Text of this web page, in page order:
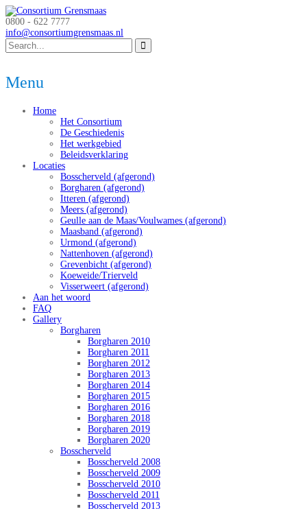
0800 - 622 7777
info@consortiumgrensmaas.nl
Menu
Home
Het Consortium
De Geschiedenis
Het werkgebied
Beleidsverklaring
Locaties
Bosscherveld (afgerond)
Borgharen (afgerond)
Itteren (afgerond)
Meers (afgerond)
Geulle aan de Maas/Voulwames (afgerond)
Maasband (afgerond)
Urmond (afgerond)
Nattenhoven (afgerond)
Grevenbicht (afgerond)
Koeweide/Trierveld
Visserweert (afgerond)
Aan het woord
FAQ
Gallery
Borgharen
Borgharen 2010
Borgharen 2011
Borgharen 2012
Borgharen 2013
Borgharen 2014
Borgharen 2015
Borgharen 2016
Borgharen 2018
Borgharen 2019
Borgharen 2020
Bosscherveld
Bosscherveld 2008
Bosscherveld 2009
Bosscherveld 2010
Bosscherveld 2011
Bosscherveld 2013